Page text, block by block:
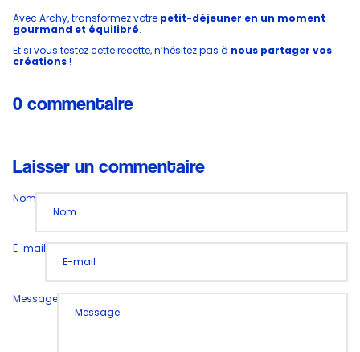
Avec Archy, transformez votre petit-déjeuner en un moment
gourmand et équilibré.
Et si vous testez cette recette, n’hésitez pas à nous partager vos
créations!
0 commentaire
Laisser un commentaire
Nom
E-mail
Message